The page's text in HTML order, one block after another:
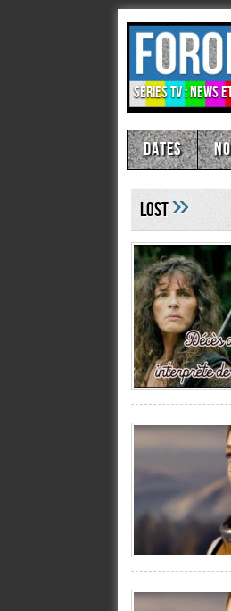
Séries TV : news
Dates
Lost»